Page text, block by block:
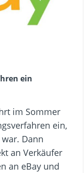
ein
im Sommer
ein,
Dann
an Verkäufer
an eBay und